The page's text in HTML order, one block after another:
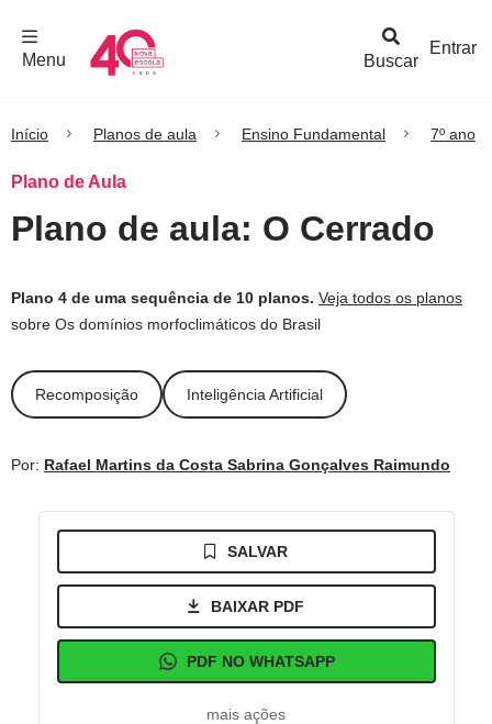
Buscar
Menu
Entrar
Início Planos de aula Ensino Fundamental 7º ano
Plano de Aula
Plano de aula: O Cerrado
Plano 4 de uma sequência de 10 planos. Veja todos os planos
sobre Os domínios morfoclimáticos do Brasil
Recomposição Inteligência Artificial
Por: Rafael Martins da Costa Sabrina Gonçalves Raimundo
SALVAR
BAIXAR PDF
PDF NO WHATSAPP
mais ações